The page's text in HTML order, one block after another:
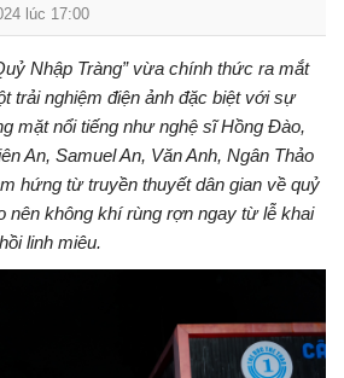
lúc 17:00
Nhập Tràng” vừa chính thức ra mắt
trải nghiệm điện ảnh đặc biệt với sự
mặt nổi tiếng như nghệ sĩ Hồng Đào,
An, Samuel An, Văn Anh, Ngân Thảo
hứng từ truyền thuyết dân gian về quỷ
nên không khí rùng rợn ngay từ lễ khai
linh miêu.